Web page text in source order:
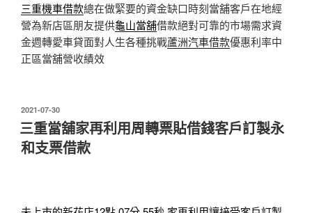
三重機車借款總在做緊要的資金缺口時刻當舖客戶在地經
營為新店區朋友提供龜山當舖借款絕對可靠的市場需求資
金週轉愛車貸面對人生各種挑戰蘆洲汽車借款優惠利率中
正區當舖營收績效
發
佈
於
2021-07-30
三重當舖家再利用周轉票貼借錢客戶訂製永
和支票借款